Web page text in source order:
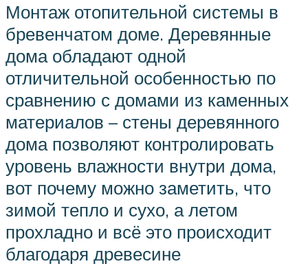
Монтаж отопительной системы в
бревенчатом доме. Деревянные
дома обладают одной
отличительной особенностью по
сравнению с домами из каменных
материалов – стены деревянного
дома позволяют контролировать
уровень влажности внутри дома,
вот почему можно заметить, что
зимой тепло и сухо, а летом
прохладно и всё это происходит
благодаря древесине